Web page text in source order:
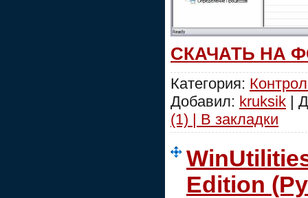
СКАЧАТЬ НА
Категория:
Добавил: kruksik |
(1) | В закладки
Edition